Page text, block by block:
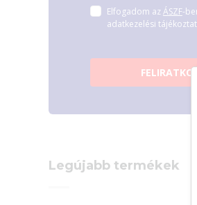
Elfogadom az ÁSZF-
adatkezelési
Legújabb termékek